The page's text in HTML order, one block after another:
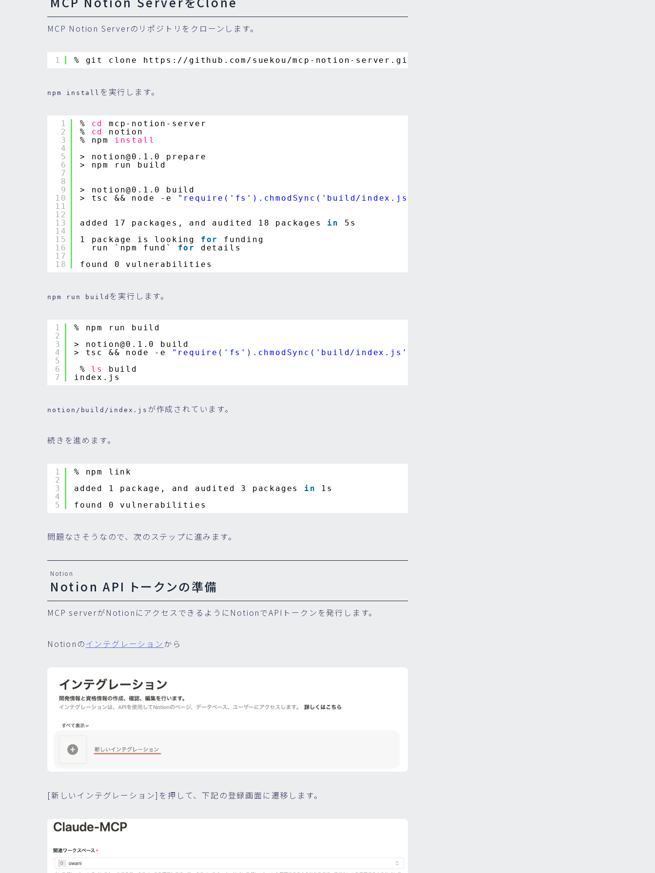
MCP Notion Serverのリポジトリをクローンします。
1 % git clone https: //github .com /suekou/mcp-notion-server .git
npm install を実行します。
1
2
3
4
5
6
7
8
9
10
11
12
13
14
15
16
17
18
% cd
mcp-notion-server
% cd
notion
% npm
install
> notion@0.1.0 prepare
> npm run build
> notion@0.1.0 build
> tsc && node -e
"require('fs').chmodSync('build/index.js', '755')"
added 17 packages, and audited 18 packages in
5s
1 package is looking for
funding
run `npm fund` for
details
found 0 vulnerabilities
npm run build を実行します。
1
2
3
4
5
6
7
% npm run build
> notion@0.1.0 build
> tsc && node -e
"require('fs').chmodSync('build/index.js', '755')"
% ls
build
index.js
notion/build/index.js が作成されています。
続きを進めます。
1
2
3
4
5
% npm link
added 1 package, and audited 3 packages in
1s
found 0 vulnerabilities
問題なさそうなので、次のステップに進みます。
Notion
Notion API トークンの準備
MCP serverがNotionにアクセスできるようにNotionでAPIトークンを発行します。
Notionのインテグレーションから
[新しいインテグレーション]を押して、下記の登録画面に遷移します。